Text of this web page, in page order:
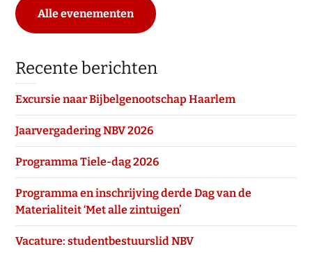
Alle evenementen
Recente berichten
Excursie naar Bijbelgenootschap Haarlem
Jaarvergadering NBV 2026
Programma Tiele-dag 2026
Programma en inschrijving derde Dag van de
Materialiteit ‘Met alle zintuigen’
Vacature: studentbestuurslid NBV